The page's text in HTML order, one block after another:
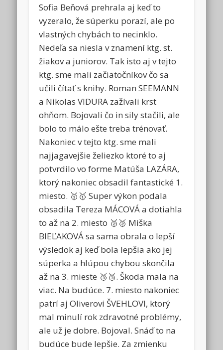
Sofia Beňová prehrala aj keď to
vyzeralo, že súperku porazí, ale po
vlastných chybách to necinklo.
Nedeľa sa niesla v znamení ktg. st.
žiakov a juniorov. Tak isto aj v tejto
ktg. sme mali začiatočníkov čo sa
učili čítať s knihy. Roman SEEMANN
a Nikolas VIDURA zažívali krst
ohňom. Bojovali čo in sily stačili, ale
bolo to málo ešte treba trénovať.
Nakoniec v tejto ktg. sme mali
najjagavejšie želiezko ktoré to aj
potvrdilo vo forme Matúša LAZÁRA,
ktorý nakoniec obsadil fantastické 1.
miesto. 🥇🥇 Super výkon podala
obsadila Tereza MÁCOVÁ a dotiahla
to až na 2. miesto 🥈🥈 Miška
BIEĽAKOVÁ sa sama obrala o lepší
výsledok aj keď bola lepšia ako jej
súperka a hlúpou chybou skončila
až na 3. mieste 🥉🥉. Škoda mala na
viac. Na budúce. 7. miesto nakoniec
patrí aj Oliverovi ŠVEHLOVI, ktorý
mal minulí rok zdravotné problémy,
ale už je dobre. Bojoval. Snáď to na
budúce bude lepšie. Za zmienku